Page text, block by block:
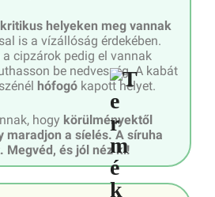
helyeken meg vannak
is a vízállóság érdekében.
cipzárok pedig el vannak
be nedvesség. A kabát
hófogó kapott helyet.
hogy körülményektől
maradjon a síelés. A síruha
Megvéd, és jól néz ki!